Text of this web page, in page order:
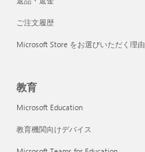
ご注文履歴
Microsoft Store をお選びいただく理由
教育
Microsoft Education
教育機関向けデバイス